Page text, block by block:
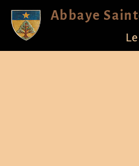
Abbaye